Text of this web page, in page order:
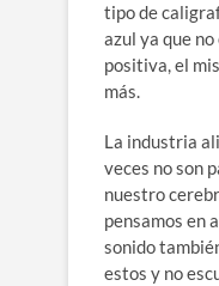
tipo de
azul ya que
positiva, el
más.
La industria
veces no son
nuestro
pensamos en
sonido
estos y no